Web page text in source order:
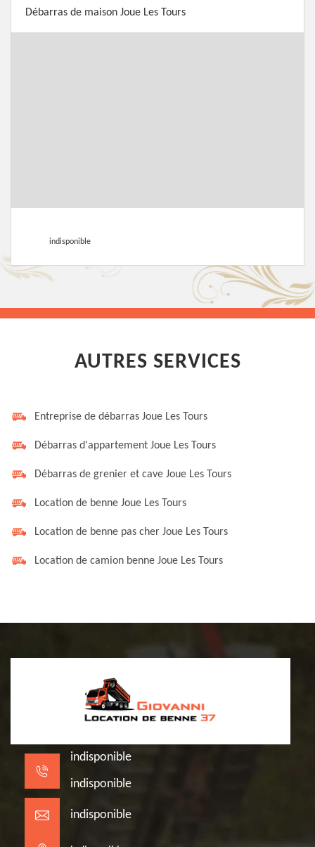
Débarras de maison Joue Les Tours
indisponible
AUTRES SERVICES
Entreprise de débarras Joue Les Tours
Débarras d'appartement Joue Les Tours
Débarras de grenier et cave Joue Les Tours
Location de benne Joue Les Tours
Location de benne pas cher Joue Les Tours
Location de camion benne Joue Les Tours
indisponible
indisponible
indisponible